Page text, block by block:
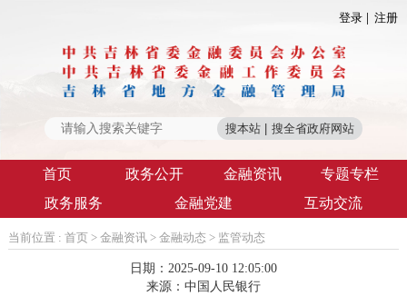
登录 注册
首页 政务公开 金融资讯
专题专栏
政务服务
金融党建 互动交流
当前位置 : 首页 > 金融资讯> 金融动态 > 监管动态
日期：2025-09-10 12:05:00
来源： 中国人民银行